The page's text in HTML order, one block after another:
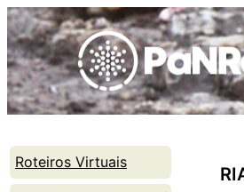
Skip
to
content
Roteiros Virtuais